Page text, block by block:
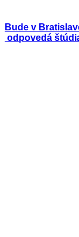
Bude v
odpovedá